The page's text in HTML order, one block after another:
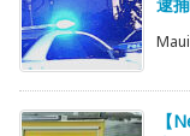
【